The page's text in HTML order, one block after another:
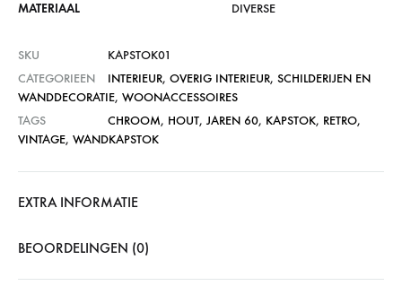
MATERIAAL DIVERSE
SKU
KAPSTOK01
CATEGORIEEN
INTERIEUR, OVERIG INTERIEUR, SCHILDERIJEN EN
WANDDECORATIE, WOONACCESSOIRES
TAGS
CHROOM, HOUT, JAREN 60, KAPSTOK, RETRO,
VINTAGE, WANDKAPSTOK
EXTRA INFORMATIE
BEOORDELINGEN (0)